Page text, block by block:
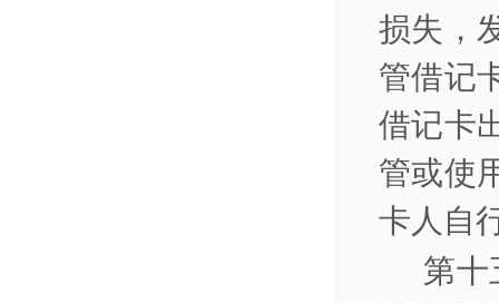
损失，
管借记
借记卡
管或使
卡人自
第十